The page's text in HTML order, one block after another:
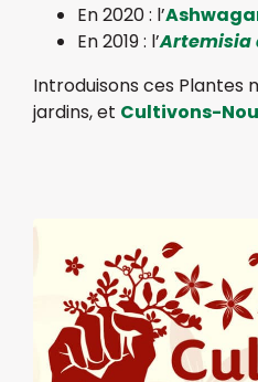
En 2020 : l’
En 2019 : l’Artemisia
Introduisons ces Plantes
jardins, et Cultivons-